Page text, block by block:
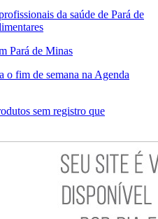
da saúde de Pará de
Pará de Minas
o fim de semana na Agenda
sem registro que